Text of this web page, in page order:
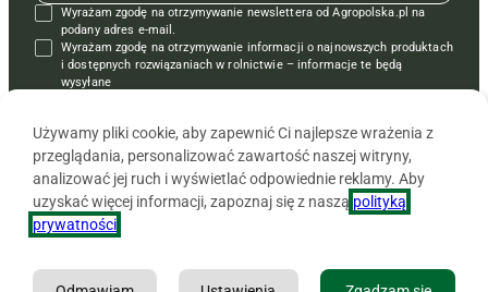
Polityka prywatności
Reklama
Krzyżówki
Wyrażam zgodę na otrzymywanie newslettera od Agropolska.pl na
podany adres e-mail.
Wyrażam zgodę na otrzymywanie informacji o najnowszych produktach
i dostępnych rozwiązaniach w rolnictwie – informacje te będą
wysyłane
Używamy pliki cookie, aby zapewnić Ci najlepsze wrażenia z
przeglądania, personalizować zawartość naszej witryny,
analizować jej ruch i wyświetlać odpowiednie reklamy. Aby
uzyskać więcej informacji, zapoznaj się z naszą polityką
prywatności